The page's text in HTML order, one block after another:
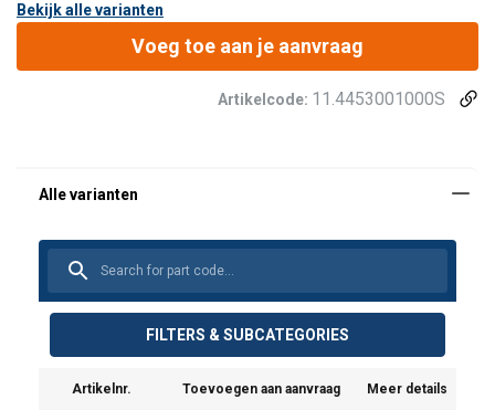
Bekijk alle varianten
Voeg toe aan je aanvraag
Artikelcode: 11.4453001000S
FILTERS & SUBCATEGORIES
Artikelnr. Toevoegen aan aanvraag Meer details